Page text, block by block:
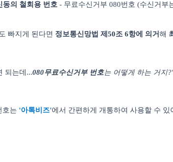
동의 철회용 번호 - 무료수신거부 080번호 (수신거부
빠지게 된다면 정보통신망법 제 50조 6항에 의거해
되는데...080무료수신거부 번호는 어떻게 하는 거지
호는 '아톡비즈'에서 간편하게 개통하여 사용할 수 있